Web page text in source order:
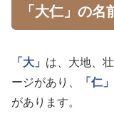
「大仁」の
「大」 は、大地、
ージがあり、
「仁」
があります。